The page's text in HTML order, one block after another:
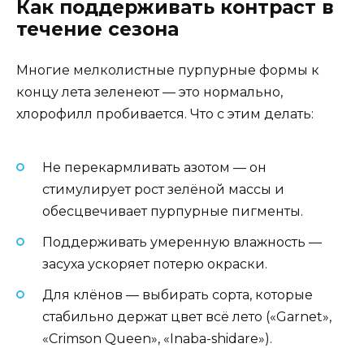
Как поддерживать контраст в
течение сезона
Многие мелколистные пурпурные формы к
концу лета зеленеют — это нормально,
хлорофилл пробивается. Что с этим делать:
Не перекармливать азотом — он
стимулирует рост зелёной массы и
обесцвечивает пурпурные пигменты.
Поддерживать умеренную влажность —
засуха ускоряет потерю окраски.
Для клёнов — выбирать сорта, которые
стабильно держат цвет всё лето («Garnet»,
«Crimson Queen», «Inaba-shidare»).